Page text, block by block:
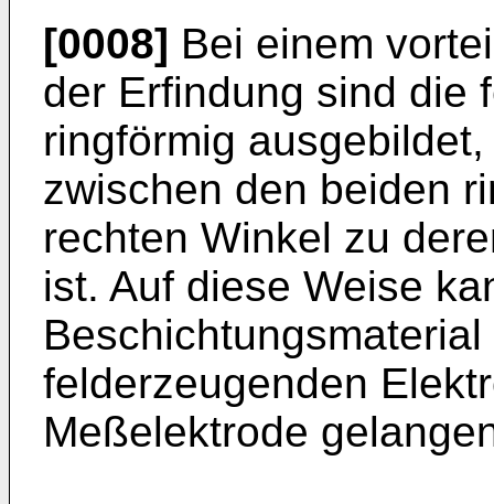
[0008] Bei einem
der Erfindung sind die
ringförmig
zwischen den beiden
rechten Winkel zu
ist. Auf diese Weise
felderzeugenden
Meßelektrode